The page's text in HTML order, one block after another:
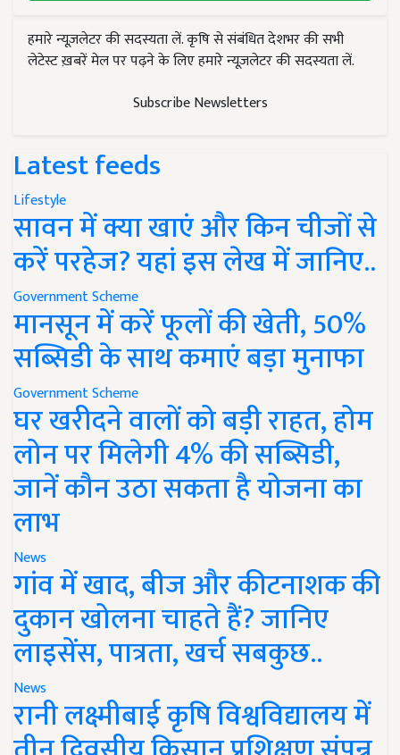
हमारे न्यूज़लेटर की सदस्यता लें. कृषि से संबंधित देशभर की सभी
लेटेस्ट ख़बरें मेल पर पढ़ने के लिए हमारे न्यूज़लेटर की सदस्यता लें.
Subscribe Newsletters
Latest feeds
Lifestyle
सावन में क्या खाएं और किन चीजों से
करें परहेज? यहां इस लेख में जानिए..
Government Scheme
मानसून में करें फूलों की खेती, 50%
सब्सिडी के साथ कमाएं बड़ा मुनाफा
Government Scheme
घर खरीदने वालों को बड़ी राहत, होम
लोन पर मिलेगी 4% की सब्सिडी,
जानें कौन उठा सकता है योजना का
लाभ
News
गांव में खाद, बीज और कीटनाशक की
दुकान खोलना चाहते हैं? जानिए
लाइसेंस, पात्रता, खर्च सबकुछ..
News
रानी लक्ष्मीबाई कृषि विश्वविद्यालय में